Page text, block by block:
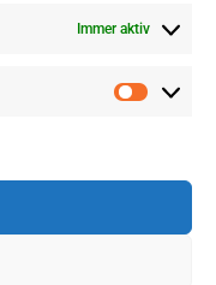
Immer aktiv